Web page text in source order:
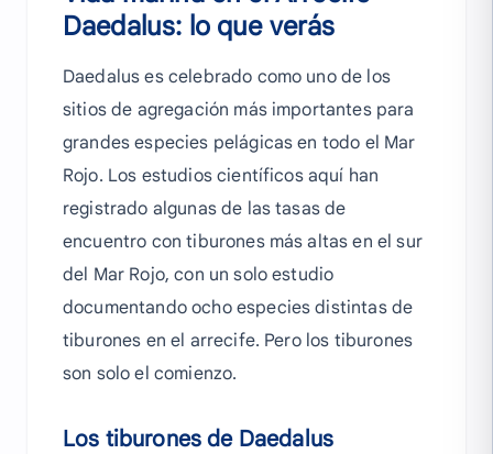
Daedalus: lo que verás
Daedalus es celebrado como uno de los
sitios de agregación más importantes para
grandes especies pelágicas en todo el Mar
Rojo. Los estudios científicos aquí han
registrado algunas de las tasas de
encuentro con tiburones más altas en el sur
del Mar Rojo, con un solo estudio
documentando ocho especies distintas de
tiburones en el arrecife. Pero los tiburones
son solo el comienzo.
Los tiburones de Daedalus